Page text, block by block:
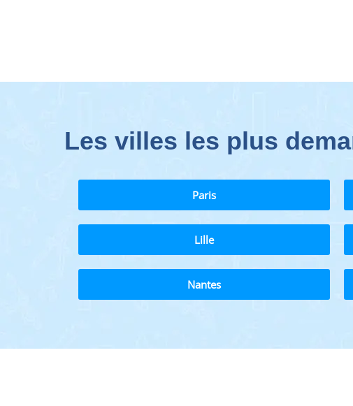
Les villes les plus
Paris
Lille
Nantes